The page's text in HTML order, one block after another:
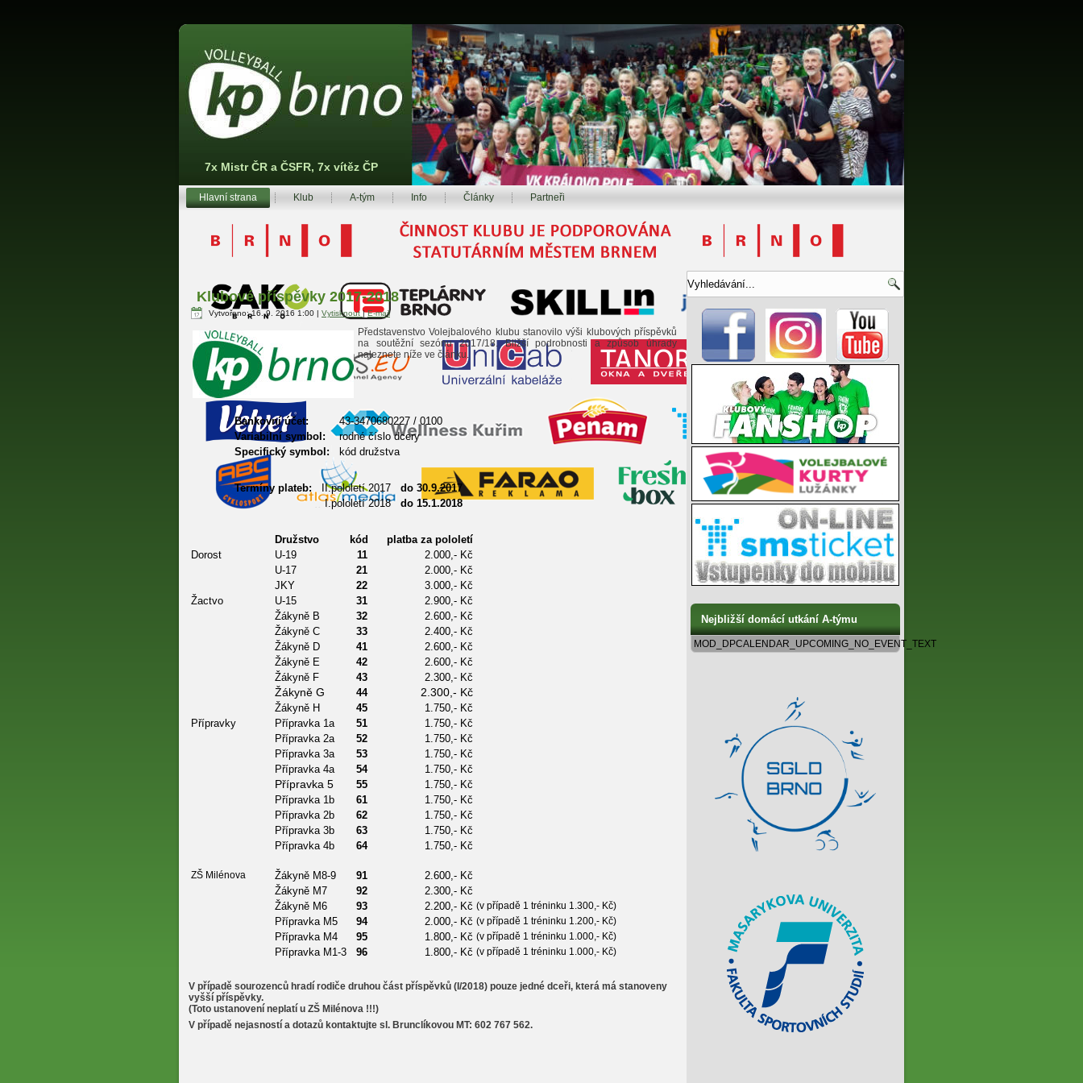
7x Mistr ČR a ČSFR, 7x vítěz ČP
Hlavní strana Klub A-tým Info Články Partneři
Klubové příspěvky 2017-2018
Vytvořeno: 16. 9. 2016 1:00 | Vytisknout|E-mail
Představenstvo Volejbalového klubu stanovilo výši klubových příspěvků
na soutěžní sezónu 2017/18. Bližší podrobnosti a způsob úhrady
naleznete níže ve článku.
Bankovní účet:
43-3470680227 / 0100
Variabilní symbol:
rodné číslo dcery
Specifický symbol:
kód družstva
Termíny plateb: II.pololetí 2017 do 30.9.2017
I.pololetí 2018 do 15.1.2018
Družstvo kód
platba za pololetí
Dorost
U-19 11
2.000,- Kč
U-17
21
2.000,- Kč
JKY
22
3.000,- Kč
Žactvo
U-15 31
2.900,- Kč
Žákyně B
32
2.600,- Kč
Žákyně C
33
2.400,- Kč
Žákyně D
41
2.600,- Kč
Žákyně E
42
2.600,- Kč
Žákyně F
43
2.300,- Kč
Žákyně G
44
2.300,- Kč
Žákyně H
45
1.750,- Kč
Přípravky
Přípravka 1a 51
1.750,- Kč
Přípravka 2a
52
1.750,- Kč
Přípravka 3a
53
1.750,- Kč
Přípravka 4a
54
1.750,- Kč
Přípravka 5
55
1.750,- Kč
Přípravka 1b
61
1.750,- Kč
Přípravka 2b
62
1.750,- Kč
Přípravka 3b
63
1.750,- Kč
Přípravka 4b
64 1.750,- Kč
ZŠ Milénova Žákyně M8-9 91
2.600,- Kč
Žákyně M7
92
2.300,- Kč
Žákyně M6
93 2.200,- Kč (v případě 1 tréninku 1.300,- Kč)
Přípravka M5 94 2.000,- Kč (v případě 1 tréninku 1.200,- Kč)
Přípravka M4 95 1.800,- Kč (v případě 1 tréninku 1.000,- Kč)
Přípravka M1-3 96 1.800,- Kč (v případě 1 tréninku 1.000,- Kč)
V případě sourozenců hradí rodiče druhou část příspěvků (I/2018) pouze jedné dceři, která má stanoveny
vyšší příspěvky.
(Toto ustanovení neplatí u ZŠ Milénova !!!)
V případě nejasností a dotazů kontaktujte sl. Brunclíkovou MT: 602 767 562.
Nejbližší domácí utkání A-týmu
MOD_DPCALENDAR_UPCOMING_NO_EVENT_TEXT